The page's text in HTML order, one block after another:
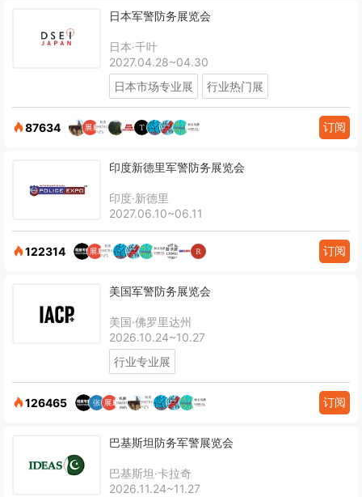
日本军警防务展览会
日本·千叶
2027.04.28~04.30
日本市场专业展
行业热门展
87634 订阅
印度新德里军警防务展览会
印度·新德里
2027.06.10~06.11
122314 订阅
美国军警防务展览会
美国·佛罗里达州
2026.10.24~10.27
行业专业展
126465 订阅
巴基斯坦防务军警展览会
巴基斯坦·卡拉奇
2026.11.24~11.27